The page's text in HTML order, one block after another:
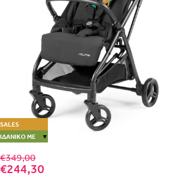
SALES
ΙΔΑΝΙΚΌ ΜΕ
▼
€349,00
€244,30